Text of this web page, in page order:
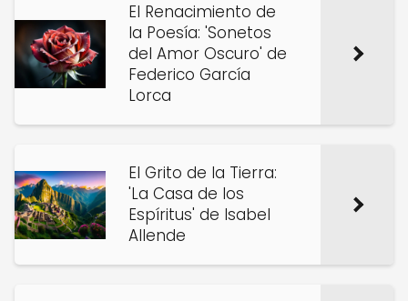
El Renacimiento de
la Poesía: 'Sonetos
del Amor Oscuro' de
Federico García
Lorca
El Grito de la Tierra:
'La Casa de los
Espíritus' de Isabel
Allende